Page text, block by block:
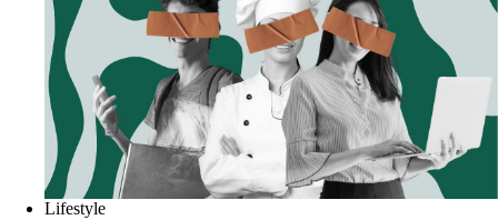
Lifestyle